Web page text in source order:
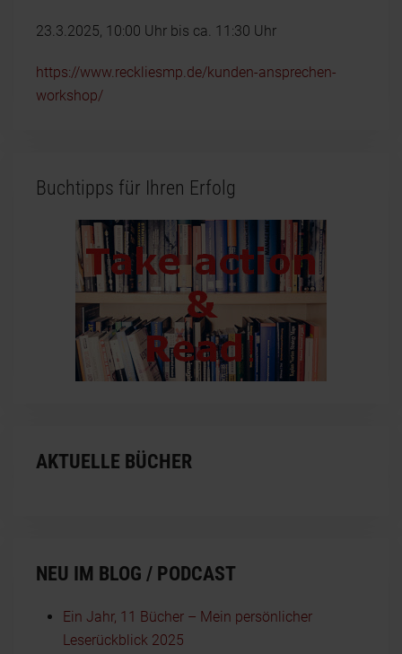
23.3.2025, 10:00 Uhr bis ca. 11:30 Uhr
https://www.reckliesmp.de/kunden-ansprechen-
workshop/
Buchtipps für Ihren Erfolg
AKTUELLE BÜCHER
NEU IM BLOG / PODCAST
Ein Jahr, 11 Bücher – Mein persönlicher
Leserückblick 2025